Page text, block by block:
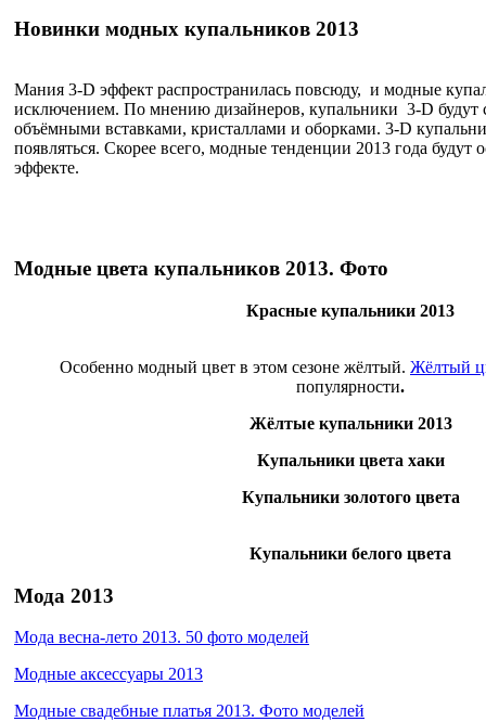
Новинки модных купальников 2013
Мания 3-D эффект распространилась повсюду, и модные
исключением. По мнению дизайнеров, купальники 3-D будут
объёмными вставками, кристаллами и оборками. 3-D
появляться. Скорее всего, модные тенденции 2013 года
эффекте.
Модные цвета купальников 2013. Фото
Красные купальники 2013
Особенно модный цвет в этом сезоне жёлтый. Жёлтый
популярности.
Жёлтые купальники 2013
Купальники цвета хаки
Купальники золотого цвета
Купальники белого цвета
Мода 2013
Мода весна-лето 2013. 50 фото моделей
Модные аксессуары 2013
Модные свадебные платья 2013. Фото моделей